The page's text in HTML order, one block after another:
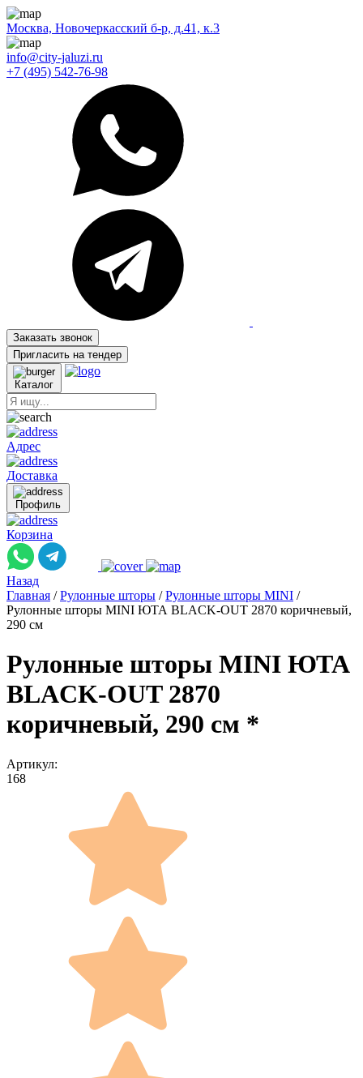
Москва, Новочеркасский б-р, д.41, к.3
info@city-jaluzi.ru
+7 (495) 542-76-98
Заказать звонок
Пригласить на тендер
Каталог
Адрес
Доставка
Профиль
Корзина
Назад
Главная / Рулонные шторы / Рулонные шторы MINI /
Рулонные шторы MINI ЮТА BLACK-OUT 2870 коричневый,
290 см
Рулонные шторы MINI ЮТА
BLACK-OUT 2870
коричневый, 290 см *
Артикул:
168